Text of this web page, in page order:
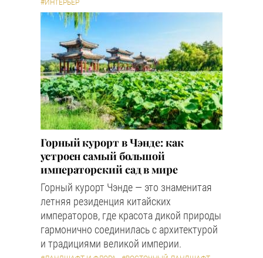
#ИНТЕРЬЕР
Горный курорт в Чэнде: как
устроен самый большой
императорский сад в мире
Горный курорт Чэнде — это знаменитая
летняя резиденция китайских
императоров, где красота дикой природы
гармонично соединилась с архитектурой
и традициями великой империи.